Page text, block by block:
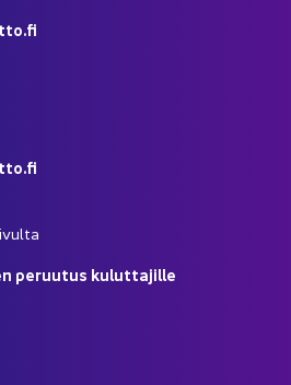
pe­ruu­tus ku­lut­ta­jil­le